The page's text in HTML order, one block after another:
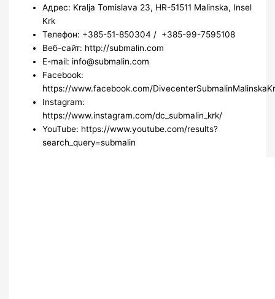
Адрес: Kralja Tomislava 23, HR-51511 Malinska, Insel
Krk
Телефон: +385-51-850304 / +385-99-7595108
Веб-сайт: http://submalin.com
E-mail: info@submalin.com
Facebook:
https://www.facebook.com/
Instagram:
https://www.instagram.com/dc_submalin_krk/
YouTube: https://www.youtube.com/results?
search_query=submalin